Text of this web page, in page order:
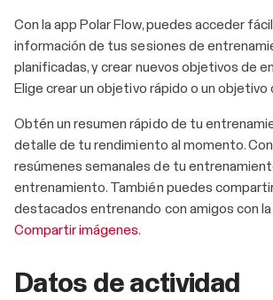
Con la app Polar Flow, puedes acceder
información de tus sesiones de
planificadas, y crear nuevos objetivos de
Elige crear un objetivo rápido o un objetivo
Obtén un resumen rápido de tu
detalle de tu rendimiento al momento.
resúmenes semanales de tu
entrenamiento. También puedes
destacados entrenando con amigos con
Compartir imágenes.
Datos de actividad